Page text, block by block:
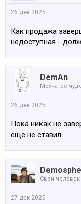
26 дек 2025
Как продажа
недоступная -
DemAn
Мохнатое
26 дек 2025
Пока никак не
еще не ставил.
Свой человек
27 дек 2025